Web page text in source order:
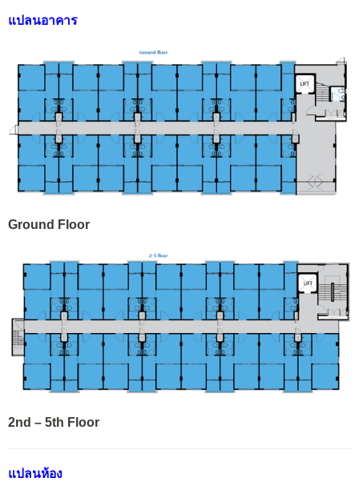
แปลนอาคาร
Ground Floor
2nd – 5th Floor
แปลนห้อง